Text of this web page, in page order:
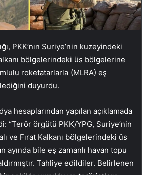
PKK’nın Suriye’nin kuzeyindeki
bölgelerindeki üs bölgelerine
roketatarlarla (MLRA) eş
duyurdu.
hesaplarından yapılan açıklamada
“Terör örgütü PKK/YPG, Suriye’nin
ve Fırat Kalkanı bölgelerindeki üs
ayında bile eş zamanlı havan topu
Tahliye edildiler. Belirlenen